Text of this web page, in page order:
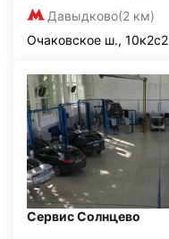
Давыдково(2 км)
Очаковское ш., 10к2с2
Сервис Солнцево